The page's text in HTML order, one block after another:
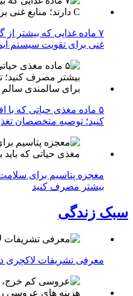
غنی برای تقویت سیستم
۵ ماده مغذی حیاتی که
کنید؛ توصیه متخصصان
معجزه پتاسیم برای سلامت
بیشتر مصرف کنید
سبک زندگی
معرفی تشریفات لاکچری